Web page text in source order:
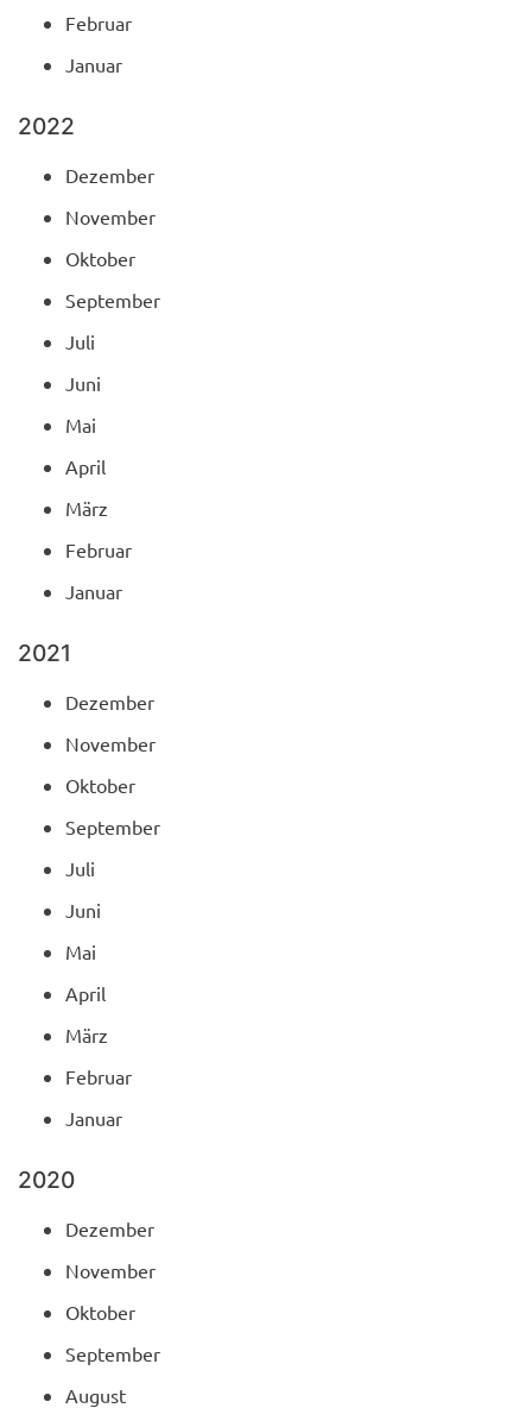
Februar
Januar
2022
Dezember
November
Oktober
September
Juli
Juni
Mai
April
März
Februar
Januar
2021
Dezember
November
Oktober
September
Juli
Juni
Mai
April
März
Februar
Januar
2020
Dezember
November
Oktober
September
August